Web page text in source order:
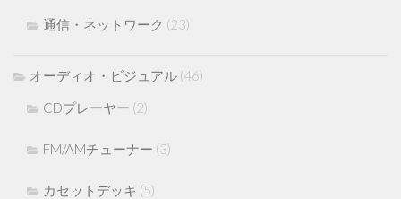
通信・ネットワーク (23)
オーディオ・ビジュアル (46)
CDプレーヤー (2)
FM/AMチューナー (3)
カセットデッキ (5)